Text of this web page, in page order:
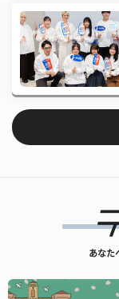
あなた